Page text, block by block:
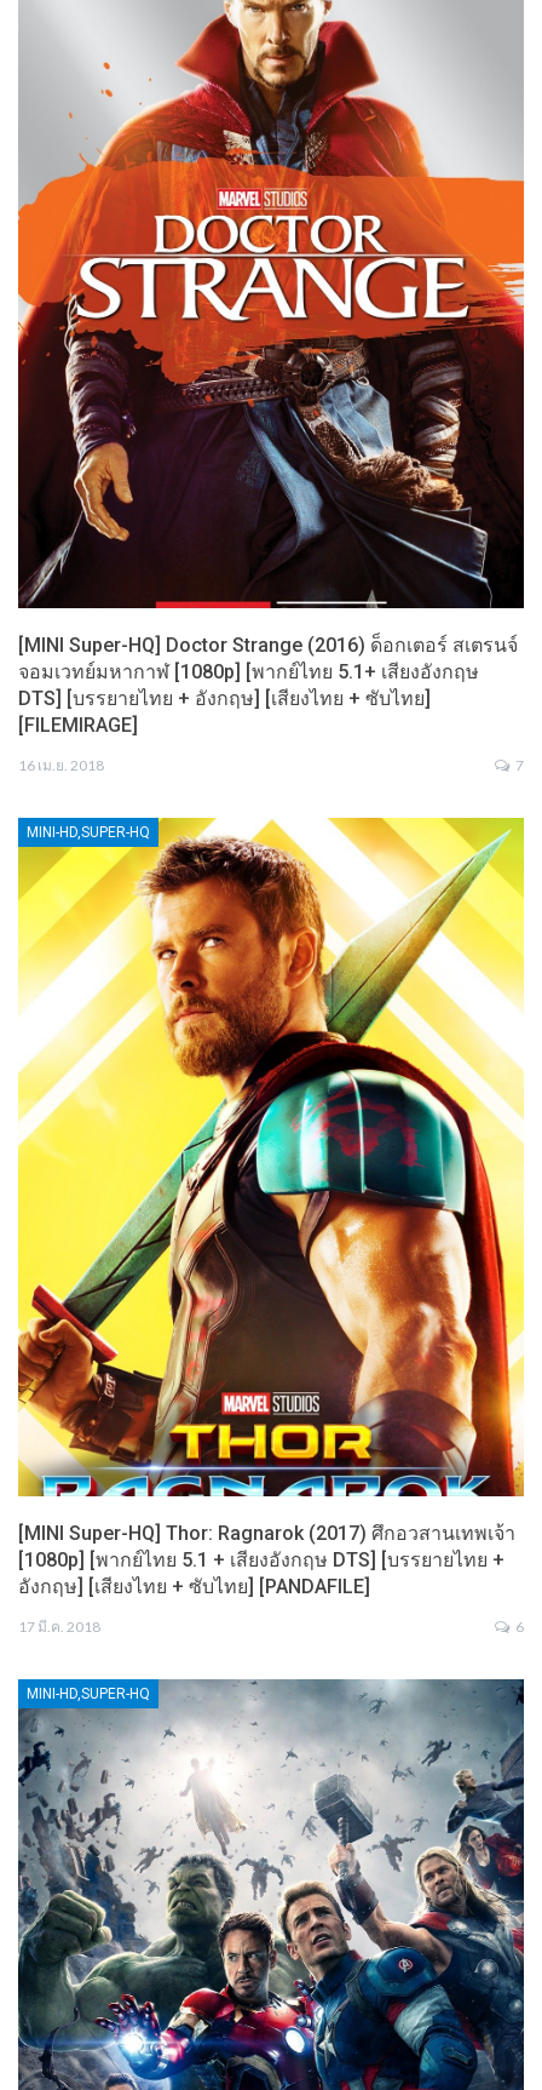
[MINI Super-HQ] Doctor Strange (2016) ด็อกเตอร์ สเตรนจ์
จอมเวทย์มหากาฬ [1080p] [พากย์ไทย 5.1+ เสียงอังกฤษ
DTS] [บรรยายไทย + อังกฤษ] [เสียงไทย + ซับไทย]
[FILEMIRAGE]
16 เม.ย. 2018 7
MINI-HD,SUPER-HQ
[MINI Super-HQ] Thor: Ragnarok (2017) ศึกอวสานเทพเจ้า
[1080p] [พากย์ไทย 5.1 + เสียงอังกฤษ DTS] [บรรยายไทย +
อังกฤษ] [เสียงไทย + ซับไทย] [PANDAFILE]
17 มี.ค. 2018 6
MINI-HD,SUPER-HQ